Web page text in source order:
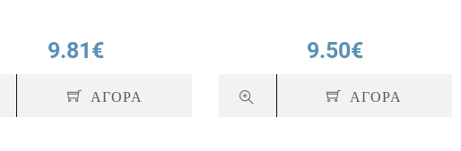
9.81€
ΑΓΟΡΑ
9.50€
ΑΓΟΡΑ